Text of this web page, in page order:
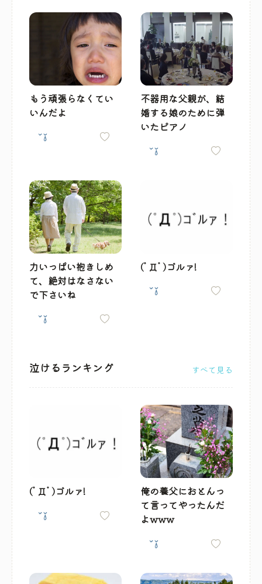
もう頑張らなくてい
いんだよ
不器用な父親が、結
婚する娘のために弾
いたピアノ
力いっぱい抱きしめ
て、絶対はなさない
で下さいね
(ﾟДﾟ)ゴルァ!
泣けるランキング すべて見る
(ﾟДﾟ)ゴルァ!
俺の養父におとんっ
て言ってやったんだ
よwww